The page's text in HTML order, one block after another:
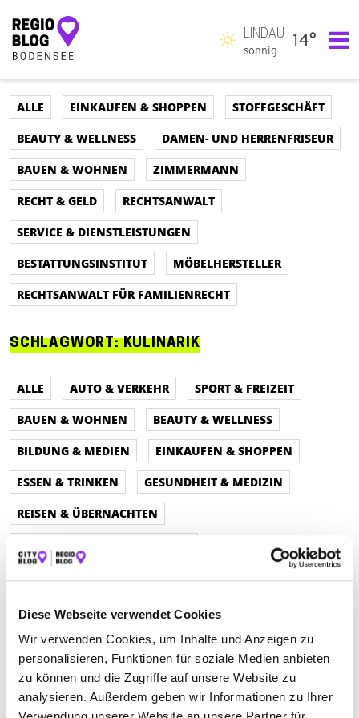
Diese Webseite verwendet Cookies
Wir verwenden Cookies, um Inhalte und Anzeigen zu
personalisieren, Funktionen für soziale Medien anbieten
zu können und die Zugriffe auf unsere Website zu
analysieren. Außerdem geben wir Informationen zu Ihrer
Hauptnavigation
LINDAU
sonnig
14°
ALLE EINKAUFEN & SHOPPEN
STOFFGESCHÄFT
BEAUTY & WELLNESS
DAMEN- UND HERRENFRISEUR
BAUEN & WOHNEN
ZIMMERMANN
RECHT & GELD
RECHTSANWALT
SERVICE & DIENSTLEISTUNGEN
BESTATTUNGSINSTITUT
MÖBELHERSTELLER
RECHTSANWALT FÜR FAMILIENRECHT
SCHLAGWORT:KULINARIK
ALLE AUTO & VERKEHR
SPORT & FREIZEIT
BAUEN & WOHNEN
BEAUTY & WELLNESS
BILDUNG & MEDIEN
EINKAUFEN & SHOPPEN
ESSEN & TRINKEN
GESUNDHEIT & MEDIZIN
REISEN & ÜBERNACHTEN